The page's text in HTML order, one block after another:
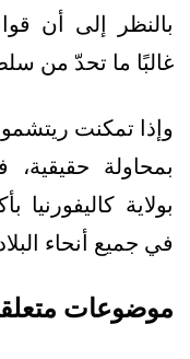
بالنظر إلى أن
غالبًا ما تحدّ من
وإذا تمكنت
بمحاولة حقيقية،
بولاية
في جميع أنحاء
موضوعات